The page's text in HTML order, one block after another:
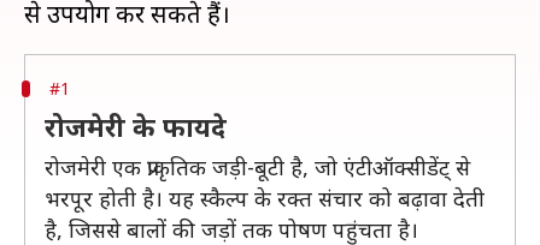
#1
रोजमेरी के फायदे
रोजमेरी एक प्राकृतिक जड़ी-बूटी है, जो एंटीऑक्सीडेंट् से
भरपूर होती है। यह स्कैल्प के रक्त संचार को बढ़ावा देती
है, जिससे बालों की जड़ों तक पोषण पहुंचता है।